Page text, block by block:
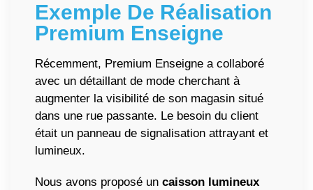
Exemple De Réalisation
Premium Enseigne
Récemment, Premium Enseigne a collaboré
avec un détaillant de mode cherchant à
augmenter la visibilité de son magasin situé
dans une rue passante. Le besoin du client
était un panneau de signalisation attrayant et
lumineux.
Nous avons proposé un caisson lumineux